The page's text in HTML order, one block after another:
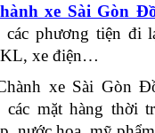
xe Sài Gòn
các phương tiện đi
xe điện…
xe Sài Gòn
các mặt hàng thời